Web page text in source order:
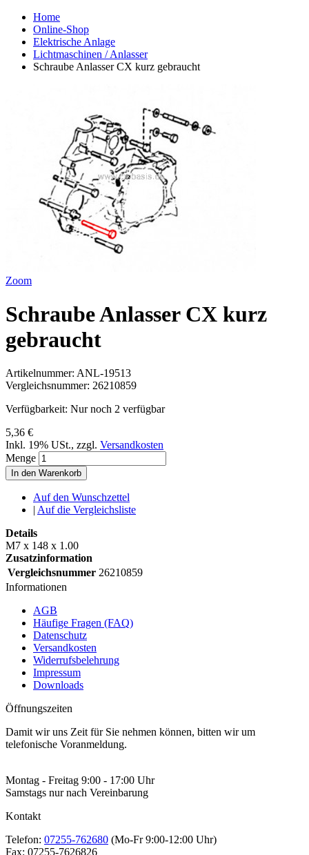
Home
Online-Shop
Elektrische Anlage
Lichtmaschinen / Anlasser
Schraube Anlasser CX kurz gebraucht
Zoom
Schraube Anlasser CX kurz
gebraucht
Artikelnummer: ANL-19513
Vergleichsnummer: 26210859
Verfügbarkeit: Nur noch 2 verfügbar
5,36 €
Inkl. 19% USt., zzgl. Versandkosten
Menge
In den Warenkorb
Auf den Wunschzettel
| Auf die Vergleichsliste
Details
M7 x 148 x 1.00
Zusatzinformation
Vergleichsnummer 26210859
Informationen
AGB
Häufige Fragen (FAQ)
Datenschutz
Versandkosten
Widerrufsbelehrung
Impressum
Downloads
Öffnungszeiten
Damit wir uns Zeit für Sie nehmen können, bitten wir um
telefonische Voranmeldung.
Montag - Freitag 9:00 - 17:00 Uhr
Samstags nur nach Vereinbarung
Kontakt
Telefon: 07255-762680 (Mo-Fr 9:00-12:00 Uhr)
Fax: 07255-7626826